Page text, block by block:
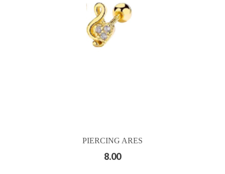
PIERCING ARES
8.00